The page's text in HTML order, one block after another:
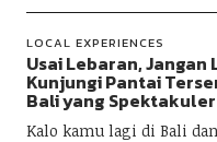
LOCAL EXPERIENCES
Usai Lebaran, Jangan
Kunjungi Pantai
Bali yang Spektakuler
Kalo kamu lagi di Bali